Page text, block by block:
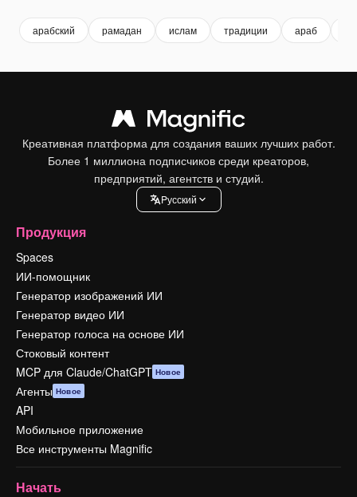
арабский рамадан ислам традиции араб
Креативная платформа для создания ваших лучших работ.
Более 1 миллиона подписчиков среди креаторов,
предприятий, агентств и студий.
Pусский
Продукция
Spaces
ИИ-помощник
Генератор изображений ИИ
Генератор видео ИИ
Генератор голоса на основе ИИ
Стоковый контент
MCP для Claude/ChatGPT Новое
Агенты Новое
API
Мобильное приложение
Все инструменты Magnific
Начать